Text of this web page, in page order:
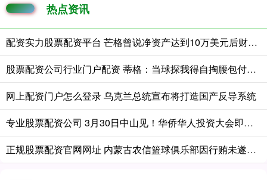
热点资讯
配资实力股票配资平台 芒格曾说净资产达到10万美元后财富将“爆发式增长”
股票配资公司行业门户配资 蒂格：当球探我得自掏腰包付酒店房费 后来心想这就是在白忙活
网上配资门户怎么登录 乌克兰总统宣布将打造国产反导系统
专业股票配资公司 3月30日中山见！华侨华人投资大会即将启幕
正规股票配资官网网址 内蒙古农信篮球俱乐部因行贿未遂与操纵比赛遭篮协重罚